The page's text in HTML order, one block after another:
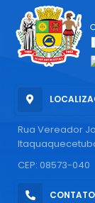
Rua Vereador
CEP: 08573-040
CONTATO